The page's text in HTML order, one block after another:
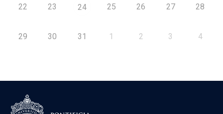
22 23 24 25 26 27 28
29 30 31 1 2 3 4